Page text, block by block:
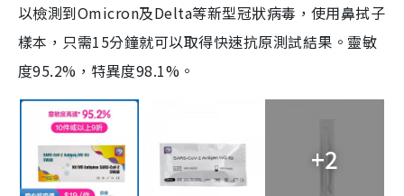
以檢測到Omicron及Delta等新型冠狀病毒，使用鼻拭子
樣本，只需15分鐘就可以取得快速抗原測試結果。靈敏
度95.2%，特異度98.1%。
+2